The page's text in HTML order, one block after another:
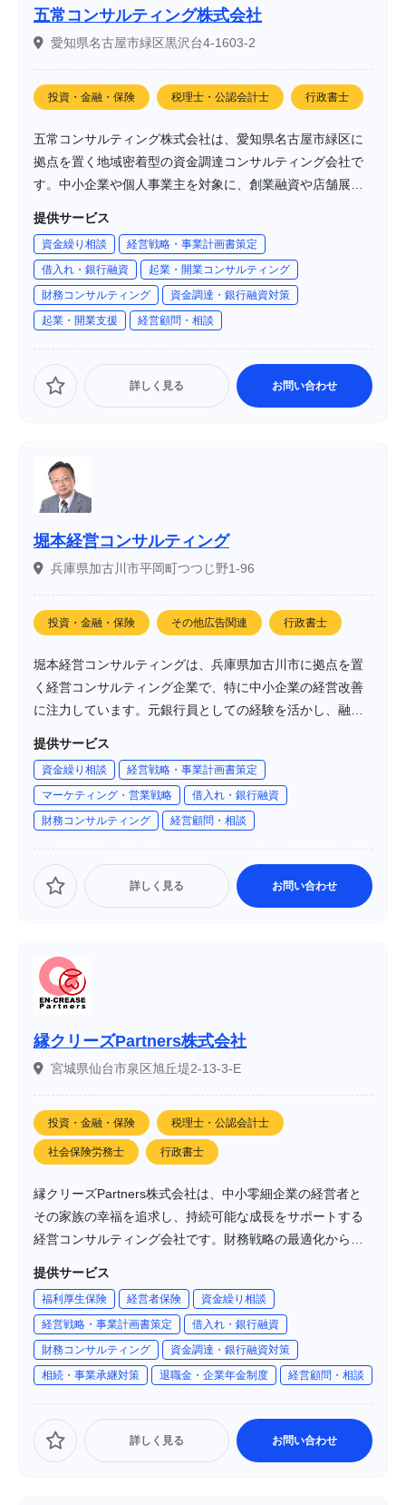
五常コンサルティング株式会社
愛知県名古屋市緑区黒沢台4-1603-2
投資・金融・保険 税理士・公認会計士 行政書士
五常コンサルティング株式会社は、愛知県名古屋市緑区に
拠点を置く地域密着型の資金調達コンサルティング会社で
す。中小企業や個人事業主を対象に、創業融資や店舗展開
標）への取り組みも行っており、地域社会と共に成長する
ことを目指しています。
提供サービス
資金繰り相談
経営戦略・事業計画書策定
借入れ・銀行融資
起業・開業コンサルティング
財務コンサルティング
資金調達・銀行融資対策
起業・開業支援
経営顧問・相談
詳しく見る お問い合わせ
堀本経営コンサルティング
兵庫県加古川市平岡町つつじ野1-96
投資・金融・保険 その他広告関連 行政書士
堀本経営コンサルティングは、兵庫県加古川市に拠点を置
く経営コンサルティング企業で、特に中小企業の経営改善
に注力しています。元銀行員としての経験を活かし、融資
に課題解決に取り組んでいます。
提供サービス
資金繰り相談
経営戦略・事業計画書策定
マーケティング・営業戦略
借入れ・銀行融資
財務コンサルティング
経営顧問・相談
詳しく見る お問い合わせ
縁クリーズPartners株式会社
宮城県仙台市泉区旭丘堤2-13-3-E
投資・金融・保険 税理士・公認会計士
社会保険労務士 行政書士
縁クリーズPartners株式会社は、中小零細企業の経営者と
その家族の幸福を追求し、持続可能な成長をサポートする
経営コンサルティング会社です。財務戦略の最適化から個
提供サービス
福利厚生保険 経営者保険
資金繰り相談
経営戦略・事業計画書策定
借入れ・銀行融資
財務コンサルティング
資金調達・銀行融資対策
相続・事業承継対策
退職金・企業年金制度 経営顧問・相談
詳しく見る お問い合わせ